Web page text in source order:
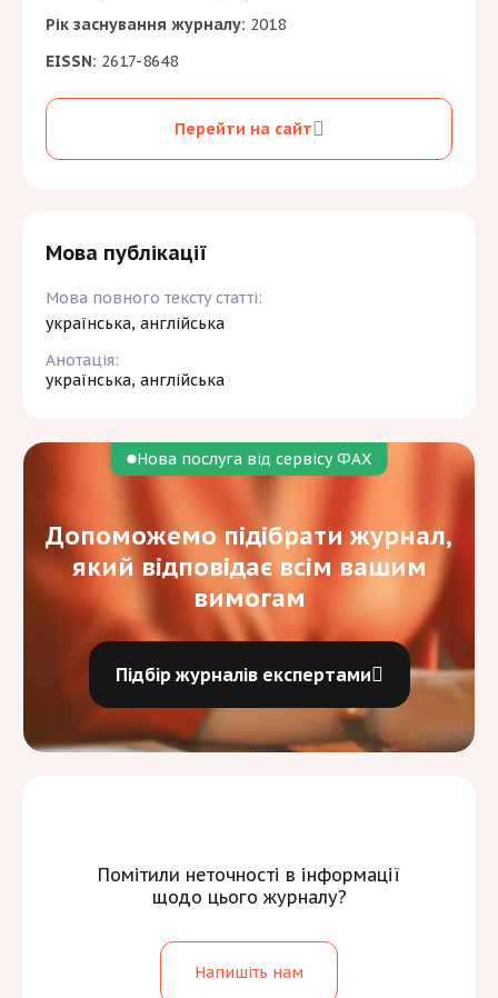
Рік заснування журналу: 2018
EISSN: 2617-8648
Перейти на сайт
Мова публікації
Мова повного тексту статті:
українська, англійська
Анотація:
українська, англійська
Помітили неточності в інформації
щодо цього журналу?
Напишіть нам
Нова послуга від сервісу ФАХ
Допоможемо підібрати журнал,
який відповідає всім вашим
вимогам
Підбір журналів експертами